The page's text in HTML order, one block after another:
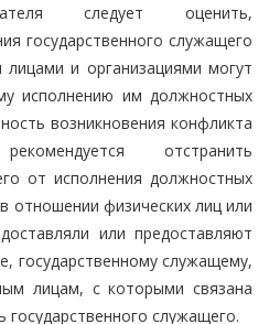
следует оценить,
государственного служащего
и организациями могут
исполнению им должностных
возникновения конфликта
отстранить
от исполнения должностных
отношении физических лиц или
или предоставляют
государственному служащему,
лицам, с которыми связана
государственного служащего.